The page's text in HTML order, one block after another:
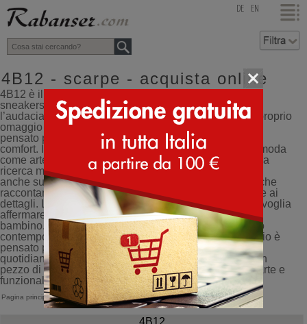
top DE EN
4B12 - scarpe - acquista online
4B12 è il brand italiano che ridefinisce lo stile delle
sneakers, combinando l’eleganza della tradizione con
l’audacia dell’innovazione. Ogni modello è un vero e proprio
omaggio al Made in Italy, creato con cura artigianale e
pensato per chi ama distinguersi senza rinunciare al
comfort. Il cuore pulsante di 4B12 è una visione della moda
come arte in movimento: ogni scarpa è il risultato di una
ricerca meticolosa, non solo sulle ultime tendenze, ma
anche sui materiali più pregiati. Il risultato? Sneakers che
raccontano storie di eccellenza e attenzione maniacale ai
dettagli. Le collezioni di 4B12 si rivolgono a chiunque voglia
affermare il proprio stile con carattere: uomo, donna e
bambino. Dai design più classici, rivisitati con un tocco
contemporaneo, fino alle creazioni più audaci, ogni paio è
pensato per unire estetica impeccabile e resistenza
quotidiana. Indossare 4B12 significa portare ai piedi un
pezzo di stile italiano, un connubio perfetto tra moda, arte e
funzionalità.
Pagina principale>4B12
4B12